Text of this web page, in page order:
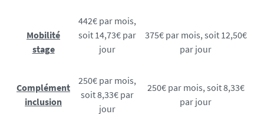
Mobilité
stage
442€ par mois,
soit 14,73€ par
jour
375€ par mois, soit 12,50€
par jour
Complément
inclusion
250€ par mois,
soit 8,33€ par
jour
250€ par mois, soit 8,33€
par jour